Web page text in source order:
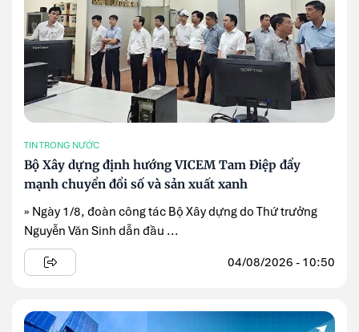
TIN TRONG NƯỚC
Bộ Xây dựng định hướng VICEM Tam Điệp đẩy
mạnh chuyển đổi số và sản xuất xanh
» Ngày 1/8, đoàn công tác Bộ Xây dựng do Thứ trưởng
Nguyễn Văn Sinh dẫn đầu ...
04/08/2026 - 10:50